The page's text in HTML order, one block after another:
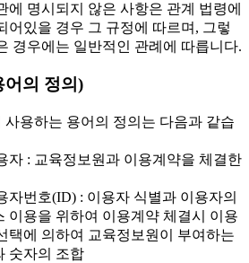
에 명시되지 않은 사항은 관계 법령에
어있을 경우 그 규정에 따르며, 그렇
경우에는 일반적인 관례에 따릅니다.
어의 정의)
사용하는 용어의 정의는 다음과 같습
자 : 교육정보원과 이용계약을 체결한
번호(ID) : 이용자 식별과 이용자의
이용을 위하여 이용계약 체결시 이용
택에 의하여 교육정보원이 부여하는
숫자의 조합